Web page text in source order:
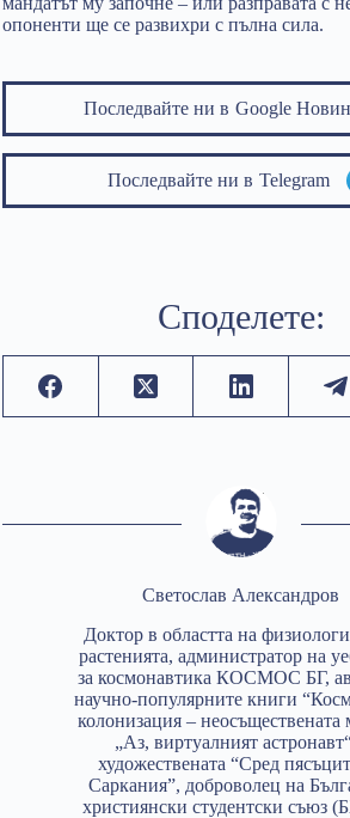
опоненти ще се развихри с пълна сила.
Последвайте ни в Google
Последвайте ни в Telegram
Споделете:
Светослав Александров
Доктор в областта на
растенията, администратор на
за космонавтика КОСМОС БГ,
научно-популярните книги
колонизация – неосъществената
„Аз, виртуалният
художествената “Сред
Саркания”, доброволец на
християнски студентски съюз